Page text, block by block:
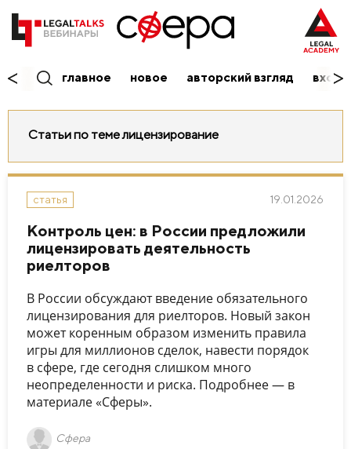
главное новое авторский взгляд вход/
Статьи по теме лицензирование
статья 19.01.2026
Контроль цен: в России предложили
лицензировать деятельность
риелторов
В России обсуждают введение обязательного
лицензирования для риелторов. Новый закон
может коренным образом изменить правила
игры для миллионов сделок, навести порядок
в сфере, где сегодня слишком много
неопределенности и риска. Подробнее — в
материале «Сферы».
Сфера